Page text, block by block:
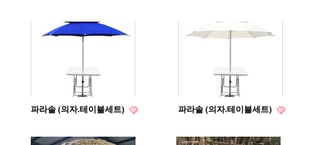
파라솔 (의자.테이블세트) 파라솔 (의자.테이블세트)